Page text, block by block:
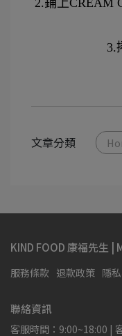
2.鋪上CREAM
3.
文章分類
KIND FOOD 康福先生
服務條款 退款政策 隱
聯絡資訊
客服時間：9:00~18:00 |